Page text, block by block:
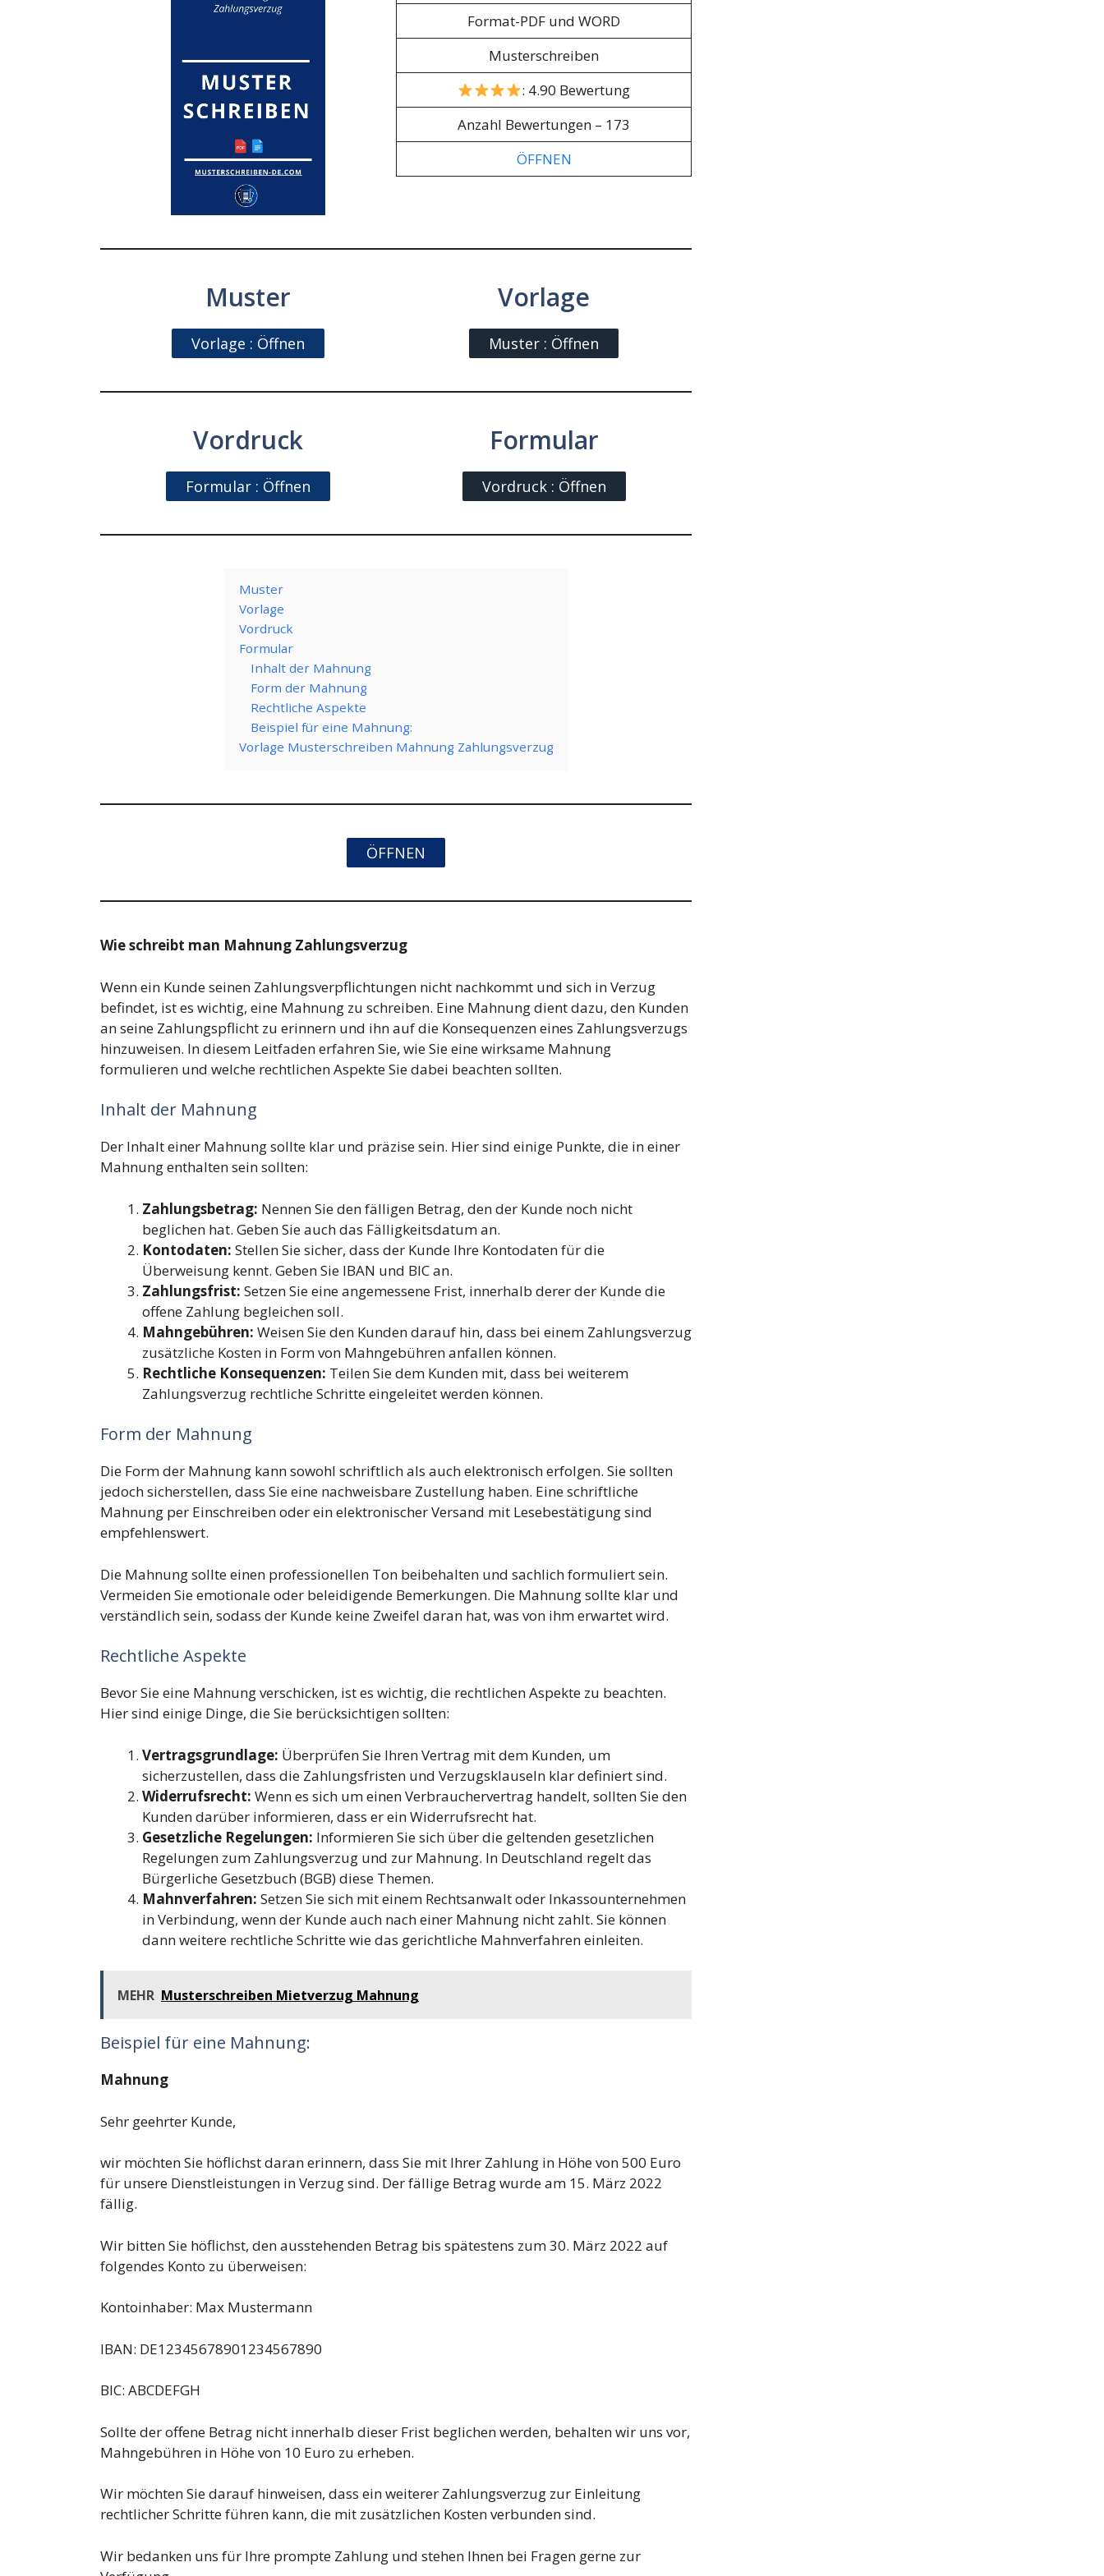
Format-PDF und WORD
Musterschreiben
: 4.90 Bewertung
Anzahl Bewertungen – 173
ÖFFNEN
Muster
Vorlage : Öffnen
Vorlage
Muster : Öffnen
Vordruck
Formular : Öffnen
Formular
Vordruck : Öffnen
Muster
Vorlage
Vordruck
Formular
Inhalt der Mahnung
Form der Mahnung
Rechtliche Aspekte
Beispiel für eine Mahnung:
Vorlage Musterschreiben Mahnung Zahlungsverzug
ÖFFNEN
Wie schreibt man Mahnung Zahlungsverzug
Wenn ein Kunde seinen Zahlungsverpflichtungen nicht nachkommt und sich in Verzug
befindet, ist es wichtig, eine Mahnung zu schreiben. Eine Mahnung dient dazu, den Kunden
an seine Zahlungspflicht zu erinnern und ihn auf die Konsequenzen eines Zahlungsverzugs
hinzuweisen. In diesem Leitfaden erfahren Sie, wie Sie eine wirksame Mahnung
formulieren und welche rechtlichen Aspekte Sie dabei beachten sollten.
Inhalt der Mahnung
Der Inhalt einer Mahnung sollte klar und präzise sein. Hier sind einige Punkte, die in einer
Mahnung enthalten sein sollten:
Zahlungsbetrag: Nennen Sie den fälligen Betrag, den der Kunde noch nicht
beglichen hat. Geben Sie auch das Fälligkeitsdatum an.
Kontodaten: Stellen Sie sicher, dass der Kunde Ihre Kontodaten für die
Überweisung kennt. Geben Sie IBAN und BIC an.
Zahlungsfrist: Setzen Sie eine angemessene Frist, innerhalb derer der Kunde die
offene Zahlung begleichen soll.
Mahngebühren: Weisen Sie den Kunden darauf hin, dass bei einem Zahlungsverzug
zusätzliche Kosten in Form von Mahngebühren anfallen können.
Rechtliche Konsequenzen: Teilen Sie dem Kunden mit, dass bei weiterem
Zahlungsverzug rechtliche Schritte eingeleitet werden können.
Form der Mahnung
Die Form der Mahnung kann sowohl schriftlich als auch elektronisch erfolgen. Sie sollten
jedoch sicherstellen, dass Sie eine nachweisbare Zustellung haben. Eine schriftliche
Mahnung per Einschreiben oder ein elektronischer Versand mit Lesebestätigung sind
empfehlenswert.
Die Mahnung sollte einen professionellen Ton beibehalten und sachlich formuliert sein.
Vermeiden Sie emotionale oder beleidigende Bemerkungen. Die Mahnung sollte klar und
verständlich sein, sodass der Kunde keine Zweifel daran hat, was von ihm erwartet wird.
Rechtliche Aspekte
Bevor Sie eine Mahnung verschicken, ist es wichtig, die rechtlichen Aspekte zu beachten.
Hier sind einige Dinge, die Sie berücksichtigen sollten:
Vertragsgrundlage: Überprüfen Sie Ihren Vertrag mit dem Kunden, um
sicherzustellen, dass die Zahlungsfristen und Verzugsklauseln klar definiert sind.
Widerrufsrecht: Wenn es sich um einen Verbrauchervertrag handelt, sollten Sie den
Kunden darüber informieren, dass er ein Widerrufsrecht hat.
Gesetzliche Regelungen: Informieren Sie sich über die geltenden gesetzlichen
Regelungen zum Zahlungsverzug und zur Mahnung. In Deutschland regelt das
Bürgerliche Gesetzbuch (BGB) diese Themen.
Mahnverfahren: Setzen Sie sich mit einem Rechtsanwalt oder Inkassounternehmen
in Verbindung, wenn der Kunde auch nach einer Mahnung nicht zahlt. Sie können
dann weitere rechtliche Schritte wie das gerichtliche Mahnverfahren einleiten.
MEHR Musterschreiben Mietverzug Mahnung
Beispiel für eine Mahnung:
Mahnung
Sehr geehrter Kunde,
wir möchten Sie höflichst daran erinnern, dass Sie mit Ihrer Zahlung in Höhe von 500 Euro
für unsere Dienstleistungen in Verzug sind. Der fällige Betrag wurde am 15. März 2022
fällig.
Wir bitten Sie höflichst, den ausstehenden Betrag bis spätestens zum 30. März 2022 auf
folgendes Konto zu überweisen:
Kontoinhaber: Max Mustermann
IBAN: DE12345678901234567890
BIC: ABCDEFGH
Sollte der offene Betrag nicht innerhalb dieser Frist beglichen werden, behalten wir uns vor,
Mahngebühren in Höhe von 10 Euro zu erheben.
Wir möchten Sie darauf hinweisen, dass ein weiterer Zahlungsverzug zur Einleitung
rechtlicher Schritte führen kann, die mit zusätzlichen Kosten verbunden sind.
Wir bedanken uns für Ihre prompte Zahlung und stehen Ihnen bei Fragen gerne zur